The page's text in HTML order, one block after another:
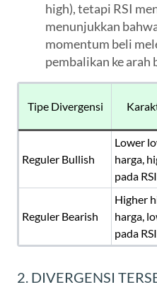
high), tetapi RSI
menunjukkan
momentum beli
pembalikan ke arah
Tipe Divergensi
Reguler Bullish
Lower
harga,
pada RSI
Reguler Bearish
Higher
harga,
pada RSI
2. DIVERGENSI